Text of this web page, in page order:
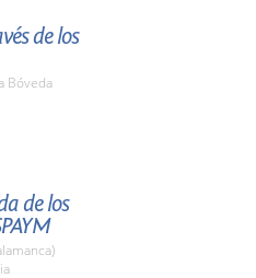
de los
Bóveda
de los